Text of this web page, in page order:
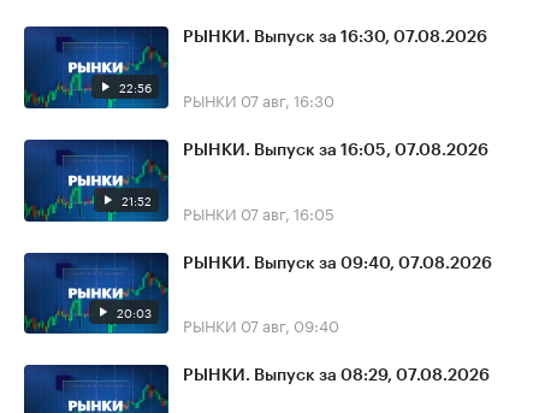
22:56
РЫНКИ. Выпуск за 16:30, 07.08.2026
РЫНКИ 07 авг, 16:30
21:52
РЫНКИ. Выпуск за 16:05, 07.08.2026
РЫНКИ 07 авг, 16:05
20:03
РЫНКИ. Выпуск за 09:40, 07.08.2026
РЫНКИ 07 авг, 09:40
РЫНКИ. Выпуск за 08:29, 07.08.2026